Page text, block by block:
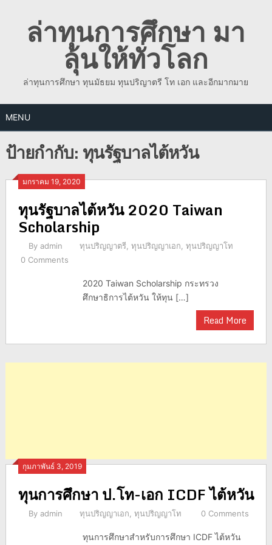
contentล่าทุนการศึกษา มา
ลุ้นให้ทั่วโลก
ล่าทุนการศึกษา ทุนมัธยม ทุนปริญาตรี โท เอก และอีกมากมาย
MENU
ป้ายกำกับ:ทุนรัฐบาลไต้หวัน
มกราคม 19, 2020
ทุนรัฐบาลไต้หวัน 2020 Taiwan
Scholarship
By admin ทุนปริญญาตรี, ทุนปริญญาเอก ทุนปริญญาโท
0 Comments
2020 Taiwan Scholarship กระทรวง
ศึกษาธิการไต้หวัน ให้ทุน […]
Read More
กุมภาพันธ์ 3, 2019
ทุนการศึกษา ป.โท-เอก ICDF ไต้หวัน
By admin ทุนปริญญาเอก ทุนปริญญาโท 0 Comments
ทุนการศึกษาสำหรับการศึกษา ICDF ไต้หวัน